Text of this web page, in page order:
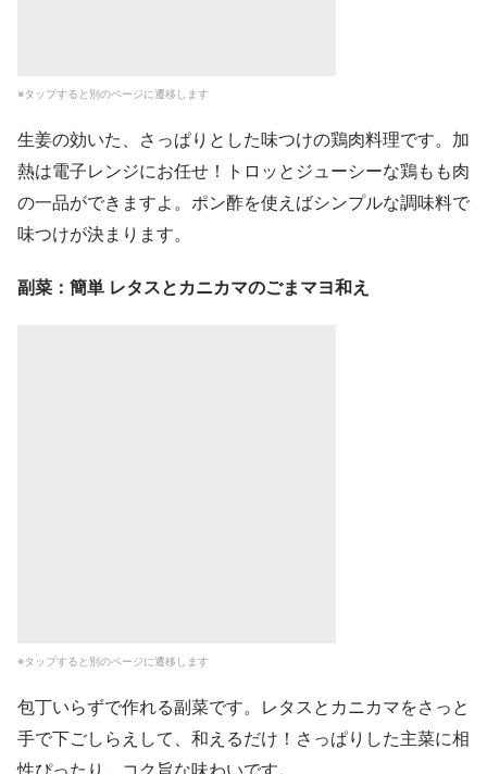
※タップすると別のページに遷移します
生姜の効いた、さっぱりとした味つけの鶏肉料理です。加
熱は電子レンジにお任せ！トロッとジューシーな鶏もも肉
の一品ができますよ。ポン酢を使えばシンプルな調味料で
味つけが決まります。
副菜：簡単 レタスとカニカマのごまマヨ和え
※タップすると別のページに遷移します
包丁いらずで作れる副菜です。レタスとカニカマをさっと
手で下ごしらえして、和えるだけ！さっぱりした主菜に相
性ぴったり、コク旨な味わいです。